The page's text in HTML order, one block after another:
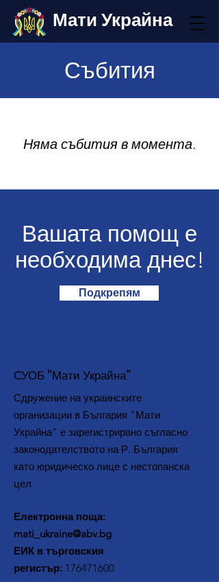
Мати Украйна
Събития
Няма събития в момента.
Вашата помощ е
необходима днес!
Подкрепям
СУОБ "Мати Украйна"
Сдружение на украинските
организации в България "Мати
Украйна" е зарегистрирано съгласно
законодателството на Р. България
като юридическо лице с нестопанска
цел
Електронна поща:
mati_ukraine@abv.bg
ЕИК в търговския
регистър: 176471600